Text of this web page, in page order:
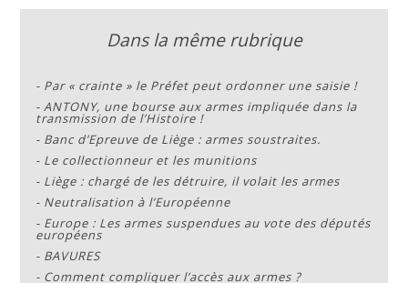
Dans la même rubrique
- Par « crainte » le Préfet peut ordonner une saisie !
-ANTONY, une bourse aux armes impliquée dans la
transmission de l’Histoire !
- Banc d’Epreuve de Liège : armes soustraites.
- Le collectionneur et les munitions
- Liège : chargé de les détruire, il volait les armes
- Neutralisation à l’Européenne
- Europe : Les armes suspendues au vote des députés
européens
- BAVURES
- Comment compliquer l’accès aux armes ?